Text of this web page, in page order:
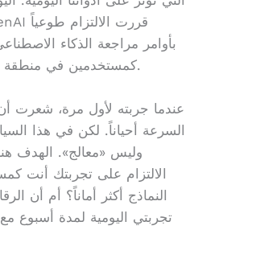
بأوامر مراجعة الذكاء
تساؤلات كثيرة对于我们كمستخدمين في منطقة الشرق الأوسط وشمال أفريقيا.
عندما جربته لأول مرة، شعرت
السرعة أحياناً. لكن في هذا
وليس «معالج». الهدف
الالتزام على تجربتك أنت
النماذج أكثر أماناً؟ أم أن
تجربتي اليومية لمدة أسبوع